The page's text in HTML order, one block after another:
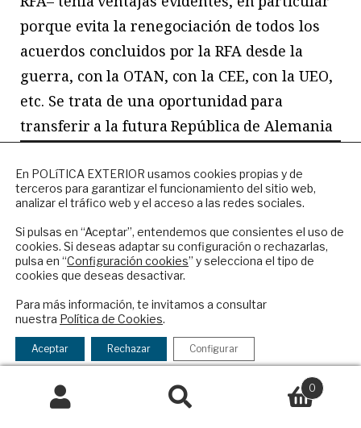
porque evita la renegociación de todos los
acuerdos concluidos por la RFA desde la
guerra, con la OTAN, con la CEE, con la UEO,
etc. Se trata de una oportunidad para
transferir a la futura República de Alemania
Bonn tal cual. Es curioso que se haya tardado
tanto tiempo en comprender esto en los
medios diplomáticos occidentales (aunque la
oposición socialista alemana –de Brandy
Lafontaine–y el partido liberal alemán –de
Genscher y Lambsdorff– estaban en un
principio en contra de la fórmula del
artículo 23 que perpetúa el anclaje
occidental de Alemania y reduce el margen
de maniobra futura de su país entre el Este y
Buscar
0
En POLíTICA EXTERIOR usamos cookies propias y de
terceros para garantizar el funcionamiento del sitio web,
analizar el tráfico web y el acceso a las redes sociales.
Si pulsas en “Aceptar”, entendemos que consientes el uso de
cookies. Si deseas adaptar su configuración o rechazarlas,
pulsa en “Configuración cookies” y selecciona el tipo de
cookies que deseas desactivar.
Para más información, te invitamos a consultar
nuestra Política de Cookies.
Aceptar Rechazar Configurar
NEWSLETTER
Suscríbase a nuestro boletín electrónico y
reciba en su correo el mejor análisis
internacional en español.
Checkbox
acepto
la
política
de
política de privacidad